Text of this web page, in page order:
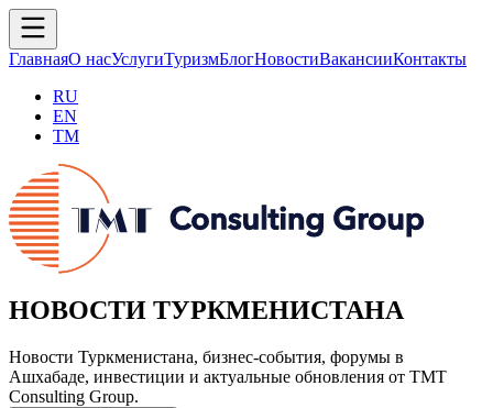
ГлавнаяО насУслугиТуризмБлогНовостиВакансииКонтакты
RU
EN
TM
НОВОСТИ ТУРКМЕНИСТАНА
Новости Туркменистана, бизнес-события, форумы в
Ашхабаде, инвестиции и актуальные обновления от TMT
Consulting Group.